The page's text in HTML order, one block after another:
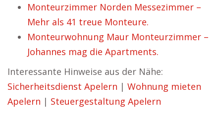
Monteurzimmer Norden Messezimmer –
Mehr als 41 treue Monteure.
Monteurwohnung Maur Monteurzimmer –
Johannes mag die Apartments.
Interessante Hinweise aus der Nähe:
Sicherheitsdienst Apelern | Wohnung mieten
Apelern | Steuergestaltung Apelern